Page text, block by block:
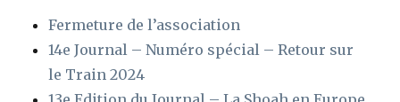
Fermeture de l’association
14e Journal – Numéro spécial – Retour sur
le Train 2024